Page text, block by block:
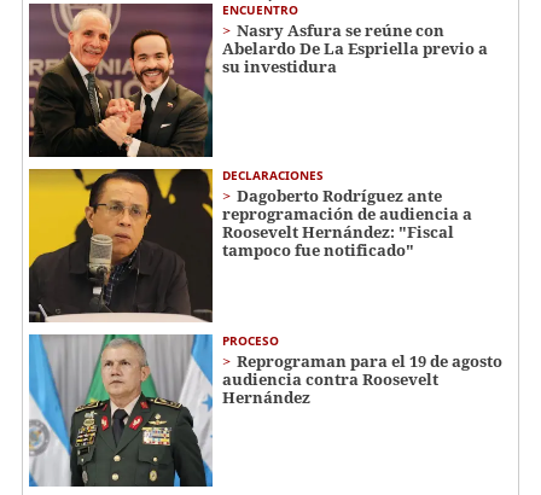
ENCUENTRO
Nasry Asfura se reúne con
Abelardo De La Espriella previo a
su investidura
DECLARACIONES
Dagoberto Rodríguez ante
reprogramación de audiencia a
Roosevelt Hernández: "Fiscal
tampoco fue notificado"
PROCESO
Reprograman para el 19 de agosto
audiencia contra Roosevelt
Hernández